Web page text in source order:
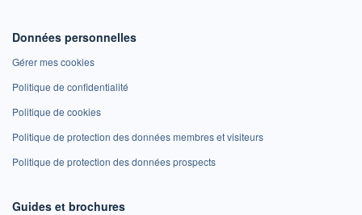
Données personnelles
Gérer mes cookies
Politique de confidentialité
Politique de cookies
Politique de protection des données membres et visiteurs
Politique de protection des données prospects
Guides et brochures